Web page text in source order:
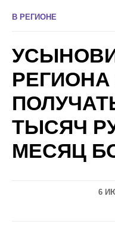
В РЕГИОНЕ
РЕГИОНА
ТЫСЯЧ
МЕСЯЦ
6